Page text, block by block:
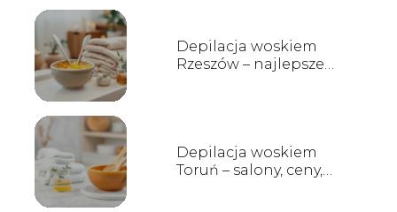
Depilacja woskiem
Rzeszów – najlepsze
Depilacja woskiem
Toruń – salony, ceny,